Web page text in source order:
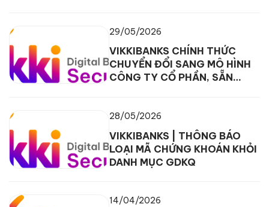
29/05/2026
VIKKIBANKS CHÍNH THỨC
CHUYỂN ĐỔI SANG MÔ HÌNH
CÔNG TY CỔ PHẦN, SẴN
28/05/2026
VIKKIBANKS | THÔNG BÁO
LOẠI MÃ CHỨNG KHOÁN KHỎI
DANH MỤC GDKQ
14/04/2026